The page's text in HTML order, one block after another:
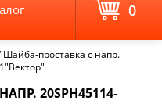
Шайба-проставка с напр.
20SPH45114-
0